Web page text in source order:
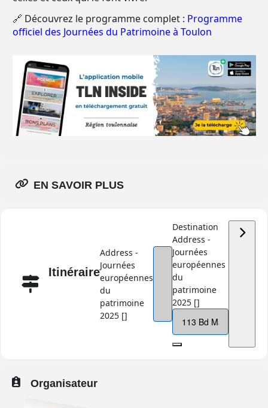
🔗 Découvrez le programme complet : Programme
officiel des Journées du Patrimoine à Toulon
EN SAVOIR PLUS
Itinéraire
Address -
Journées
européennes
du
patrimoine
2025 []
Destination
Address -
Journées
européennes
du
patrimoine
2025 []
Organisateur